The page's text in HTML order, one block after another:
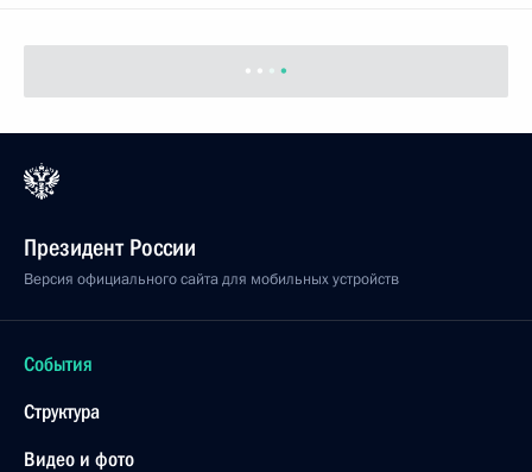
Президент России
Версия официального сайта для мобильных устройств
События
Структура
Видео и фото